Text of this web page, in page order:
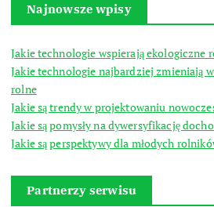
Najnowsze wpisy
Jakie technologie wspierają ekologiczne
Jakie technologie najbardziej zmieniają
rolne
Jakie są trendy w projektowaniu
Jakie są pomysły na dywersyfikację
Jakie są perspektywy dla młodych
Partnerzy serwisu